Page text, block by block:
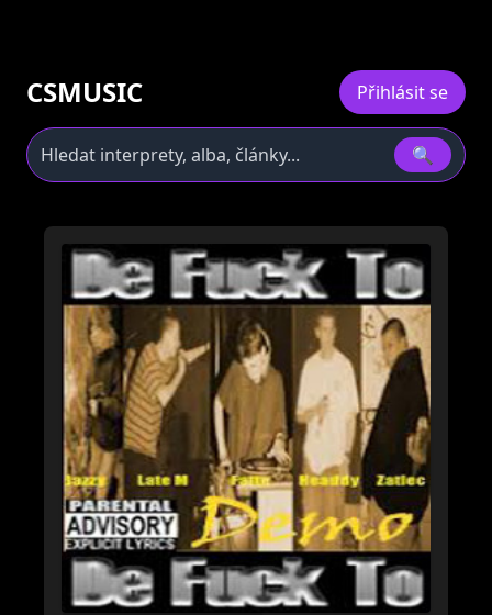
CSMUSIC Přihlásit se
🔍